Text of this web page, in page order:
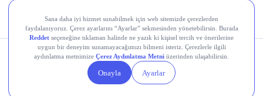
Ayrıcalıklar
Kişisel Verilerin
Gizlilik
Politikası
Yasal
Duyurular
Çerez